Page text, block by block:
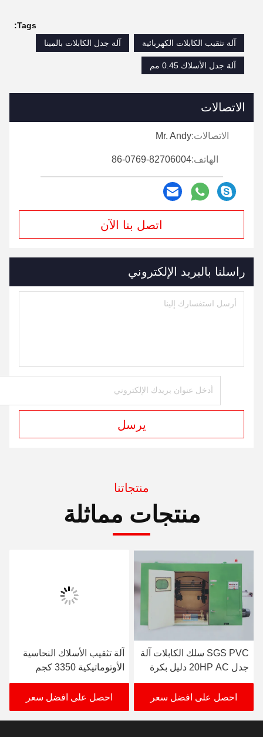
Tags:
آلة تثقيب الكابلات الكهربائية
آلة جدل الكابلات بالمينا
آلة جدل الأسلاك 0.45 مم
الاتصالات
الاتصالات:Mr. Andy
الهاتف:86-0769-82706004
اتصل بنا الآن
راسلنا بالبريد الإلكتروني
يرسل
منتجاتنا
منتجات مماثلة
SGS PVC سلك الكابلات آلة
جدل 20HP AC دليل بكرة
المصعد
احصل على افضل سعر
آلة تثقيب الأسلاك النحاسية
الأوتوماتيكية 3350 كجم
ارتفاع المغزل 850 مم
احصل على افضل سعر